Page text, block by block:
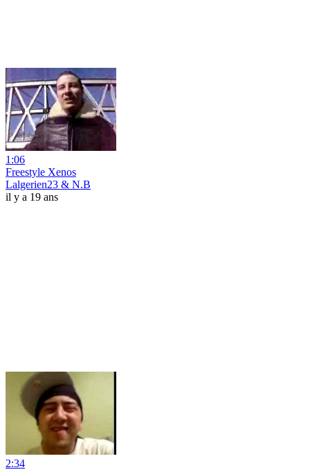
1:06
Freestyle Xenos
Lalgerien23 & N.B
il y a 19 ans
2:34